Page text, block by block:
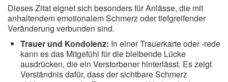
Dieses Zitat eignet sich besonders für Anlässe, die mit
anhaltendem emotionalem Schmerz oder tiefgreifender
Veränderung verbunden sind.
Trauer und Kondolenz: In einer Trauerkarte oder -rede
kann es das Mitgefühl für die bleibende Lücke
ausdrücken, die ein Verstorbener hinterlässt. Es zeigt
Verständnis dafür, dass der sichtbare Schmerz